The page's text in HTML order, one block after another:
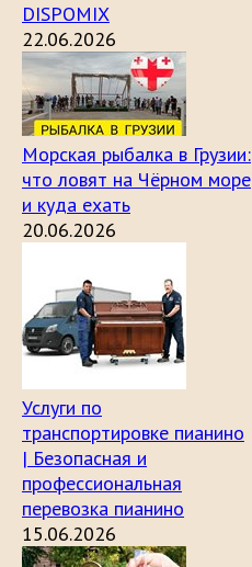
DISPOMIX
22.06.2026
Морская рыбалка в Грузии:
что ловят на Чёрном море
и куда ехать
20.06.2026
Услуги по
транспортировке пианино
| Безопасная и
профессиональная
перевозка пианино
15.06.2026